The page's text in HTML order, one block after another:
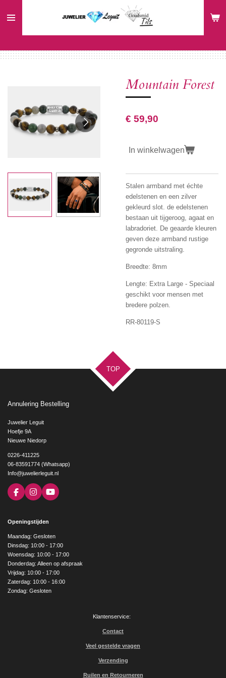
direct
hoofdinhoud
Mountain Forest
€ 59,90
In winkelwagen
Stalen armband met échte
edelstenen en een zilver
gekleurd slot. de edelstenen
bestaan uit tijgeroog, agaat en
labradoriet. De geaarde kleuren
geven deze armband rustige
gegronde uitstraling.
Breedte: 8mm
Lengte: Extra Large - Speciaal
geschikt voor mensen met
bredere polzen.
RR-80119-S
TOP
Annulering Bestelling
Juwelier Leguit
Hoefje 9A
Nieuwe Niedorp
0226-411225
06-83591774 (Whatsapp)
Info@juwelierleguit.nl
F
a
b
o
k
I
n
a
g
r
a
m
Y
o
e
Openingstijden
Maandag: Gesloten
Dinsdag: 10:00 - 17:00
Woensdag: 10:00 - 17:00
Donderdag: Alleen op afspraak
Vrijdag: 10:00 - 17:00
Zaterdag: 10:00 - 16:00
Zondag: Gesloten
Klantenservice:
Contact
Veel gestelde vragen
Verzending
Ruilen en Retourneren